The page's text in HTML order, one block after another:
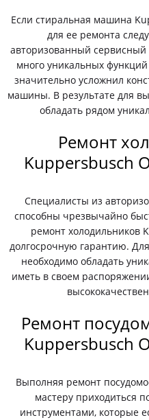
Если стиральная машина
для ее ремонта
авторизованный
много уникальных
значительно усложнил
машины. В результате для
обладать рядом
Ремонт
Kuppersbusch
Специалисты из
способны чрезвычайно
ремонт холодильников
долгосрочную гарантию.
необходимо обладать
иметь в своем
Ремонт
Kuppersbusch
Выполняя ремонт
мастеру приходиться
инструментами, которые